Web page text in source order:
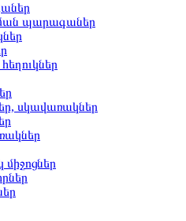
պարագաներ
սկավառակներ